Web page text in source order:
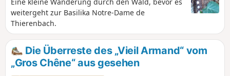
weitergeht zur Basilika Notre-Dame de
Thierenbach.
Die Überreste des „Vieil Armand“ vom
„Gros Chêne“ aus gesehen